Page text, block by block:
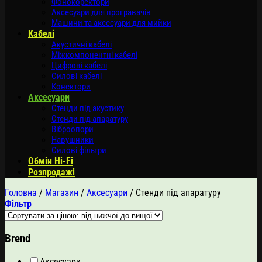
Аксесуари для програвачів
Машини та аксесуари для мийки
Кабелі
Акустичні кабелі
Міжкомпонентні кабелі
Цифрові кабелі
Силові кабелі
Конектори
Аксесуари
Стенди під акустику
Стенди під апаратуру
Віброопори
Навушники
Силові фільтри
Обмін Hi-Fi
Розпродажі
Головна / Магазин / Аксесуари / Стенди під апаратуру
Фільтр
Brend